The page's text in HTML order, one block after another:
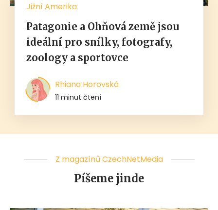
Jižní Amerika
Patagonie a Ohňová země jsou
ideální pro snílky, fotografy,
zoology a sportovce
Rhiana Horovská
11 minut čtení
Z magazínů CzechNetMedia
Píšeme jinde